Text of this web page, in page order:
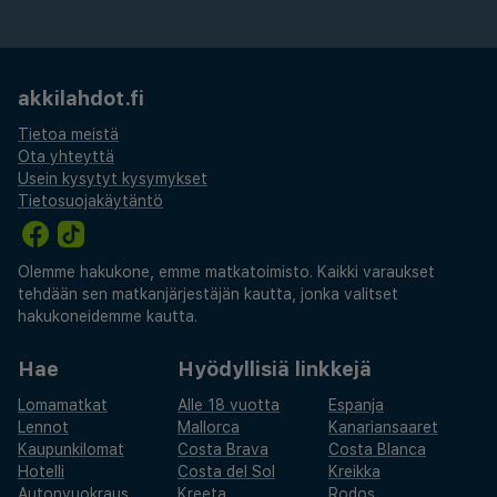
lastenklubia ja leikkipaikkaa, kun taas aikuiset
lähialueen nähtävyyksiin. Erinomaisten sijaintiensa
ja kattavien palveluidensa ansiosta Wave Resort
on täydellinen valinta huolettomiin rantalomiin.
akkilahdot.fi
Tietoa meistä
Ota yhteyttä
Usein kysytyt kysymykset
Tietosuojakäytäntö
Olemme hakukone, emme matkatoimisto. Kaikki varaukset
tehdään sen matkanjärjestäjän kautta, jonka valitset
hakukoneidemme kautta.
Hae
Lomamatkat
Lennot
Kaupunkilomat
Hotelli
Hyödyllisiä linkkejä
Alle 18 vuotta
Espanja
Mallorca
Kanariansaaret
Costa Brava
Costa Blanca
Costa del Sol
Kreikka